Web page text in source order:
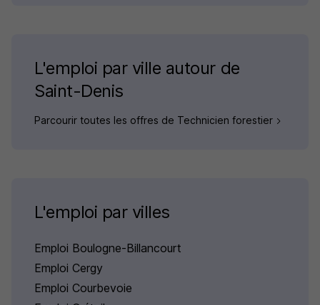
L'emploi par ville autour de
Saint-Denis
Parcourir toutes les offres de Technicien forestier
L'emploi par villes
Emploi Boulogne-Billancourt
Emploi Cergy
Emploi Courbevoie